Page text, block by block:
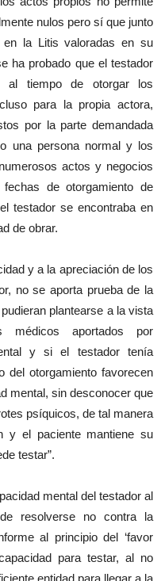
nulos pero sí que junto
la Litis valoradas en su
ha probado que el testador
al tiempo de otorgar los
para la propia actora,
por la parte demandada
una persona normal y los
actos y negocios
de otorgamiento de
testador se encontraba en
de obrar.
y a la apreciación de los
no se aporta prueba de la
plantearse a la vista
médicos aportados por
y si el testador tenía
del otorgamiento favorecen
mental, sin desconocer que
psíquicos, de tal manera
y el paciente mantiene su
testar”.
mental del testador al
resolverse no contra la
al principio del ‘favor
para testar, al no
entidad para llegar a la